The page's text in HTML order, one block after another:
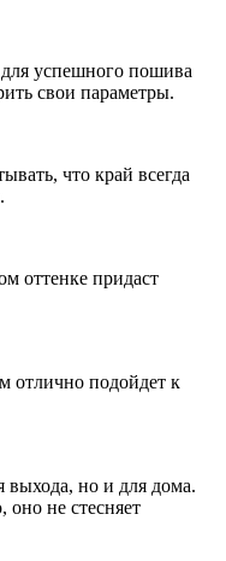
успешного пошива
свои параметры.
что край всегда
оттенке придаст
отлично подойдет к
выхода, но и для дома.
оно не стесняет